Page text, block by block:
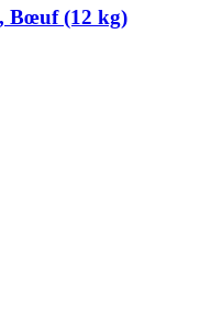
Bœuf (12 kg)